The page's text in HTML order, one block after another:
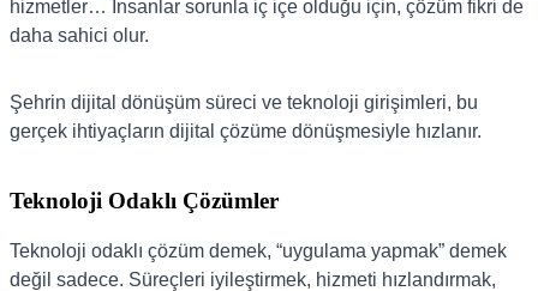
hizmetler… İnsanlar sorunla iç içe olduğu için, çözüm fikri de
daha sahici olur.
Şehrin dijital dönüşüm süreci ve teknoloji girişimleri, bu
gerçek ihtiyaçların dijital çözüme dönüşmesiyle hızlanır.
Teknoloji Odaklı Çözümler
Teknoloji odaklı çözüm demek, “uygulama yapmak” demek
değil sadece. Süreçleri iyileştirmek, hizmeti hızlandırmak,